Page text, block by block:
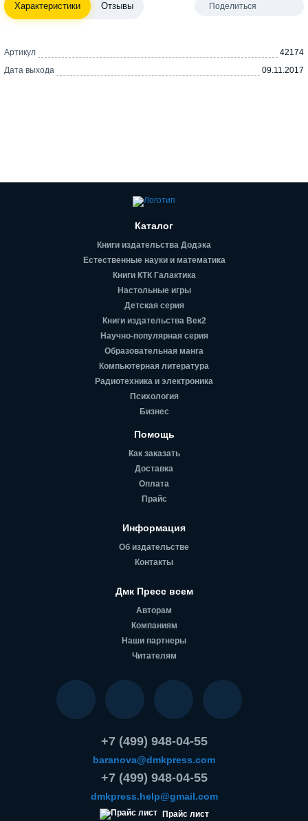
Характеристики Отзывы Поделиться
Артикул
42174
Дата выхода
09.11.2017
Каталог
Книги издательства Додэка
Естественные науки и математика
Книги КТК Галактика
Настольные игры
Детская серия
Книги издательства Век2
Научно-популярная серия
Образовательная манга
Компьютерная литература
Радиотехника и электроника
Психология
Бизнес
Помощь
Как заказать
Доставка
Оплата
Прайс
Информация
Об издательстве
Контакты
Дмк Пресс всем
Авторам
Компаниям
Наши партнеры
Читателям
+7 (499) 948-04-55
baranova@dmkpress.com
+7 (499) 948-04-55
dmkpress.help@gmail.com
Прайс лист